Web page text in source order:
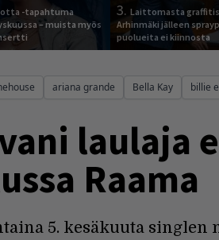
-tapahtuma
– muista myös
3. Laittomasta
Arhinmäki jälleen
puolueita ei kiinnosta
ariana grande Bella Kay billie
laulaja
Raama
5. kesäkuuta